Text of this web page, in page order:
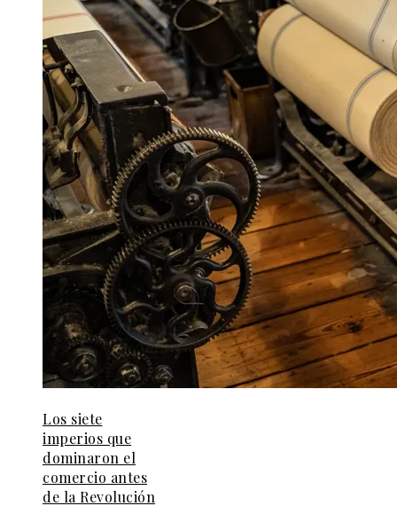
Los siete
imperios que
dominaron el
comercio antes
de la Revolución